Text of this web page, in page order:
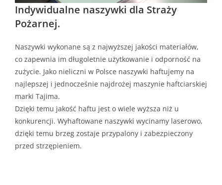
Indywidualne naszywki dla Straży
Pożarnej.
Naszywki wykonane są z najwyższej jakości materiałów,
co zapewnia im długoletnie użytkowanie i odporność na
zużycie. Jako nieliczni w Polsce naszywki haftujemy na
najlepszej i jednocześnie najdrożej maszynie haftciarskiej
marki Tajima.
Dzięki temu jakość haftu jest o wiele wyższa niż u
konkurencji. Wyhaftowane naszywki wycinamy laserowo,
dzięki temu brzeg zostaje przypalony i zabezpieczony
przed strzępieniem.